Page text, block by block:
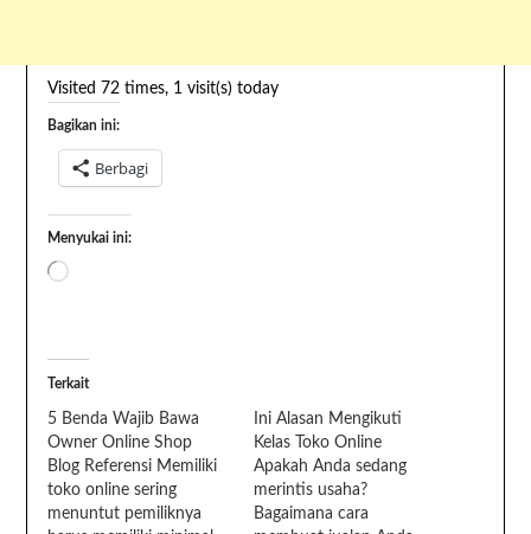
Visited 72 times, 1 visit(s) today
Bagikan ini:
Berbagi
Menyukai ini:
Terkait
5 Benda Wajib Bawa
Owner Online Shop
Blog Referensi Memiliki
toko online sering
menuntut pemiliknya
Ini Alasan Mengikuti
Kelas Toko Online
Apakah Anda sedang
merintis usaha?
Bagaimana cara